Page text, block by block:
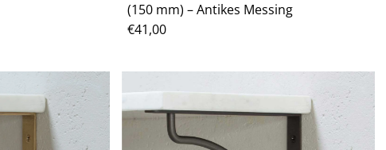
(150 mm) – Antikes Messing
Regulärer
€41,00